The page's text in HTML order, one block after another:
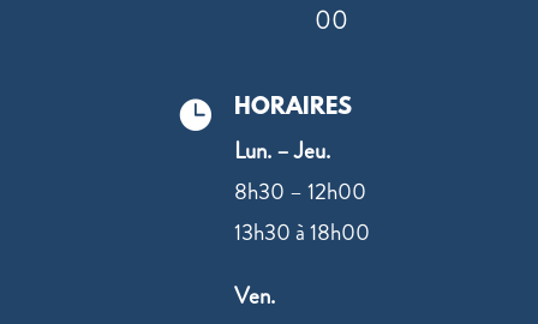
00
 HORAIRES
Lun. – Jeu.
8h30 – 12h00
13h30 à 18h00
Ven.